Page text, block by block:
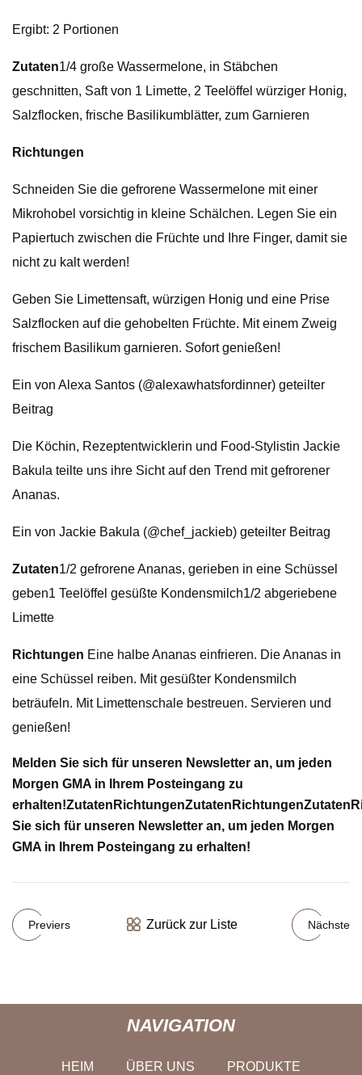
Ergibt: 2 Portionen
Zutaten1/4 große Wassermelone, in Stäbchen
geschnitten, Saft von 1 Limette, 2 Teelöffel würziger Honig,
Salzflocken, frische Basilikumblätter, zum Garnieren
Richtungen
Schneiden Sie die gefrorene Wassermelone mit einer
Mikrohobel vorsichtig in kleine Schälchen. Legen Sie ein
Papiertuch zwischen die Früchte und Ihre Finger, damit sie
nicht zu kalt werden!
Geben Sie Limettensaft, würzigen Honig und eine Prise
Salzflocken auf die gehobelten Früchte. Mit einem Zweig
frischem Basilikum garnieren. Sofort genießen!
Ein von Alexa Santos (@alexawhatsfordinner) geteilter
Beitrag
Die Köchin, Rezeptentwicklerin und Food-Stylistin Jackie
Bakula teilte uns ihre Sicht auf den Trend mit gefrorener
Ananas.
Ein von Jackie Bakula (@chef_jackieb) geteilter Beitrag
Zutaten1/2 gefrorene Ananas, gerieben in eine Schüssel
geben1 Teelöffel gesüßte Kondensmilch1/2 abgeriebene
Limette
Richtungen Eine halbe Ananas einfrieren. Die Ananas in
eine Schüssel reiben. Mit gesüßter Kondensmilch
beträufeln. Mit Limettenschale bestreuen. Servieren und
genießen!
Melden Sie sich für unseren Newsletter an, um jeden
Morgen GMA in Ihrem Posteingang zu
erhalten!Zutaten RichtungenZutaten RichtungenZutaten
Sie sich für unseren Newsletter an, um jeden Morgen
GMA in Ihrem Posteingang zu erhalten!
Previers Zurück zur Liste Nächste
NAVIGATION
HEIM ÜBER UNS PRODUKTE